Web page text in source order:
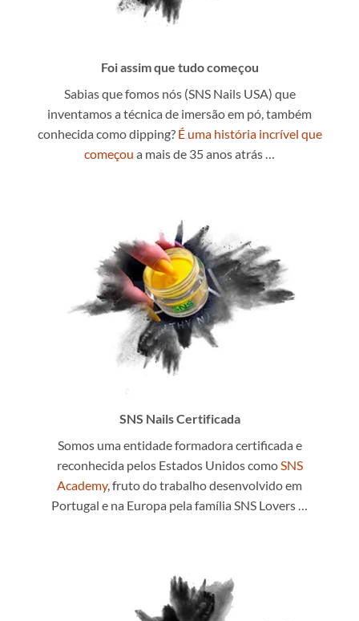
Foi assim que tudo começou
Sabias que fomos nós (SNS Nails USA) que
inventamos a técnica de imersão em pó, também
conhecida como dipping? É uma história incrível que
começou a mais de 35 anos atrás …
SNS Nails Certificada
Somos uma entidade formadora certificada e
reconhecida pelos Estados Unidos comoSNS
Academy, fruto do trabalho desenvolvido em
Portugal e na Europa pela família SNS Lovers …